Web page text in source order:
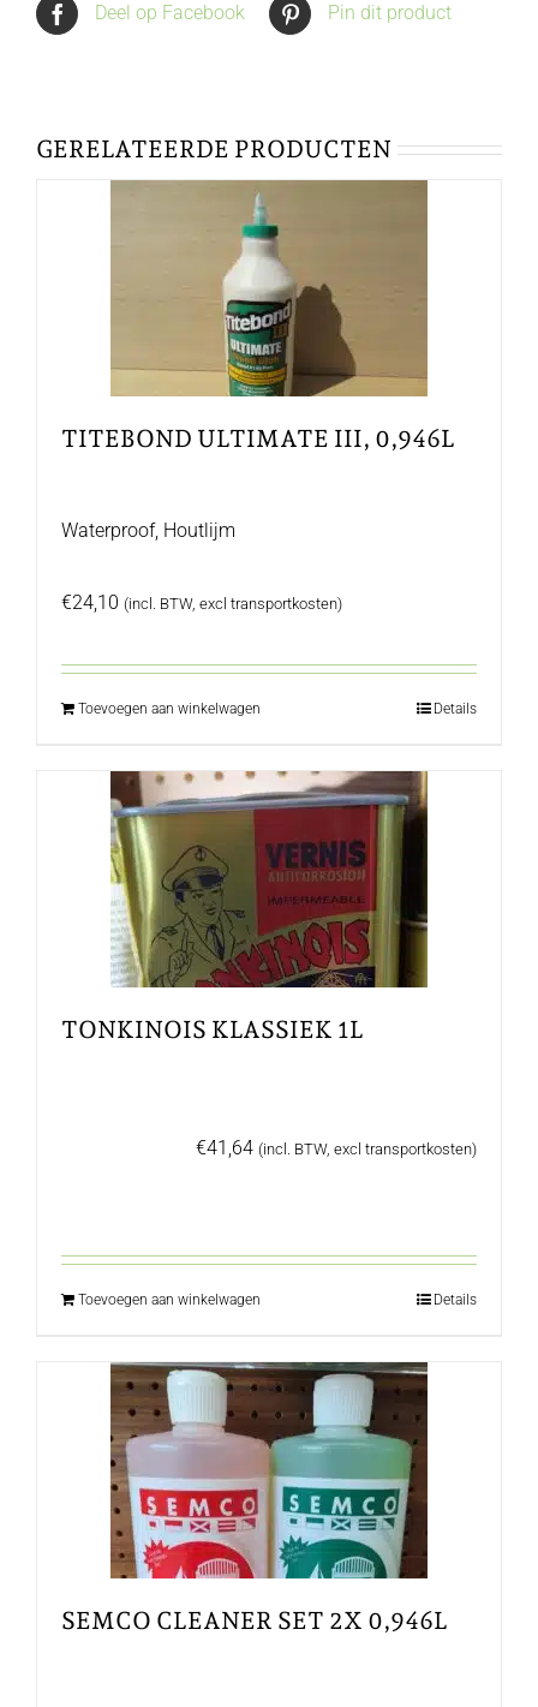
Deel op Facebook Pin dit product
GERELATEERDE PRODUCTEN
TITEBOND ULTIMATE III, 0,946L
Waterproof, Houtlijm
€24,10 (incl. BTW, excl transportkosten)
Toevoegen aan winkelwagen Details
TONKINOIS KLASSIEK 1L
€41,64 (incl. BTW, excl transportkosten)
Toevoegen aan winkelwagen Details
SEMCO CLEANER SET 2X 0,946L